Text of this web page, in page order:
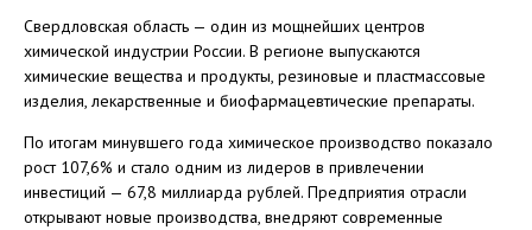
Свердловская область — один из мощнейших центров
химической индустрии России. В регионе выпускаются
химические вещества и продукты, резиновые и пластмассовые
изделия, лекарственные и биофармацевтические препараты.
По итогам минувшего года химическое производство показало
рост 107,6% и стало одним из лидеров в привлечении
инвестиций — 67,8 миллиарда рублей. Предприятия отрасли
открывают новые производства, внедряют современные